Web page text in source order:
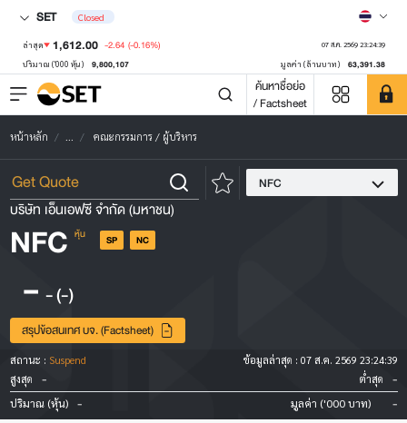
SET Closed
ล่าสุด 1,612.00 -2.64 (-0.16%) 07 ส.ค. 2569 23:24:39
ปริมาณ ('000 หุ้น) 9,800,107 มูลค่า (ล้านบาท) 63,391.38
ค้นหาชื่อย่อ
/ Factsheet
หน้าหลัก ... คณะกรรมการ / ผู้บริหาร
NFC
บริษัท เอ็นเอฟซี จำกัด (มหาชน)
NFC หุ้น SP NC
- -(-)
สรุปข้อสนเทศ บจ. (Factsheet)
สถานะ : Suspend ข้อมูลล่าสุด : 07 ส.ค. 2569 23:24:39
สูงสุด
- ต่ำสุด -
ปริมาณ (หุ้น) - มูลค่า ('000 บาท) -